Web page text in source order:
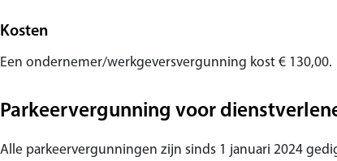
Kosten
Een ondernemer/werkgeversvergunning kost € 130,00.
Parkeervergunning voor
Alle parkeervergunningen zijn sinds 1 januari 2024